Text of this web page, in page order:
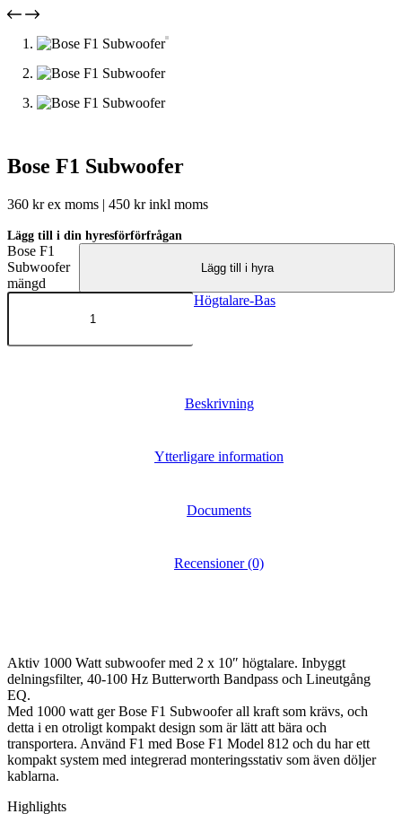
Bose F1 Subwoofer
360 krex moms | 450 krinkl moms
Lägg till i din hyresförförfrågan
Bose F1
Subwoofer
mängd
Lägg till i hyra
Högtalare-Bas
Beskrivning
Ytterligare information
Documents
Recensioner (0)
Aktiv 1000 Watt subwoofer med 2 x 10″ högtalare. Inbyggt
delningsfilter, 40-100 Hz Butterworth Bandpass och Lineutgång
EQ.
Med 1000 watt ger Bose F1 Subwoofer all kraft som krävs, och
detta i en otroligt kompakt design som är lätt att bära och
transportera. Använd F1 med Bose F1 Model 812 och du har ett
kompakt system med integrerad monteringsstativ som även döljer
kablarna.
Highlights